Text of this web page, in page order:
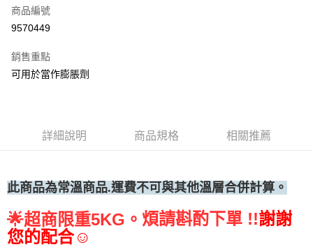
Apple Pay
運送方式
• 付款後全家取貨
每筆NT$60，滿NT$699(含以上)免運費
每筆NT$250
商品編號
9570449
銷售重點
可用於當作膨脹劑
詳細說明 商品規格 相關推薦
此商品為常溫商品.運費不可與其他溫層合併計算。
🌟超商限重5KG。 煩請斟酌下單 !!謝謝
您的配合☺